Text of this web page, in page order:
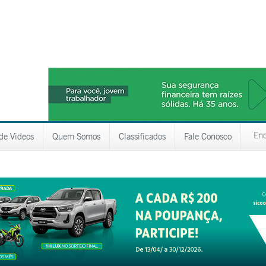
Videos Quem Somos Classificados Fale Conosco